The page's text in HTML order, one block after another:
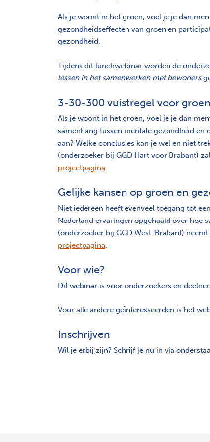
Als je woont in het groen, voel je je dan
gezondheidseffecten van groen en
gezondheid.
Tijdens dit lunchwebinar worden de
lessen in het samenwerken met bewoners
3-30-300 vuistregel voor
Als je woont in het groen, voel je je dan
samenhang tussen mentale gezondheid en
aan? Welke conclusies kan je wel en niet
(onderzoeker bij GGD Hart voor Brabant)
projectpagina.
Gelijke kansen op groen en
Niet iedereen heeft evenveel toegang tot
Nederland ervaringen opgehaald over hoe
(onderzoeker bij GGD West-Brabant)
projectpagina.
Voor wie?
Dit webinar is voor onderzoekers en
Voor alle andere geïnteresseerden is het
Inschrijven
Wil je erbij zijn? Schrijf je nu in via